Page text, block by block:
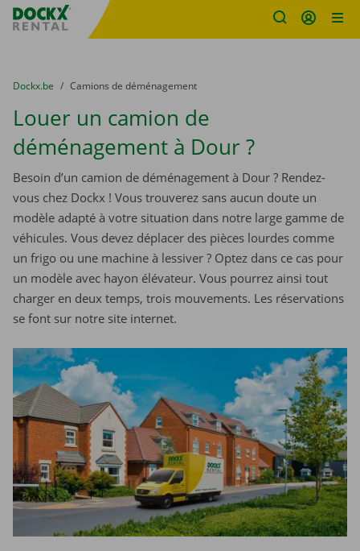
sitename
You are here:
du
Dockx.be to
Camions de déménagement
Louer un camion de
déménagement à Dour ?
Besoin d’un camion de déménagement à Dour ? Rendez-
vous chez Dockx ! Vous trouverez sans aucun doute un
modèle adapté à votre situation dans notre large gamme de
véhicules. Vous devez déplacer des pièces lourdes comme
un frigo ou une machine à lessiver ? Optez dans ce cas pour
un modèle avec hayon élévateur. Vous pourrez ainsi tout
charger en deux temps, trois mouvements. Les réservations
se font sur notre site internet.